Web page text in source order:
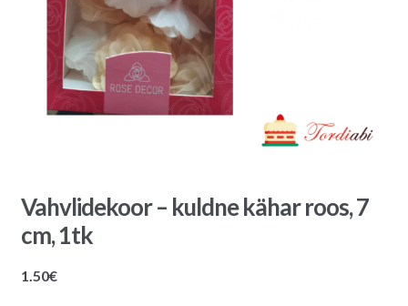
Vahvlidekoor – kuldne kähar roos, 7
cm, 1tk
1.50€